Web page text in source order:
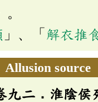
」、「 解衣推
Allusion source
九二．淮陰侯